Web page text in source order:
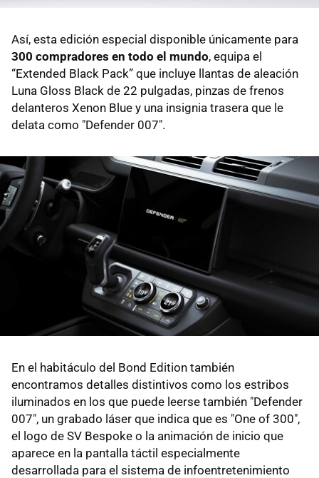
Así, esta edición especial disponible únicamente para
300 compradores en todo el mundo, equipa el
“Extended Black Pack” que incluye llantas de aleación
Luna Gloss Black de 22 pulgadas, pinzas de frenos
delanteros Xenon Blue y una insignia trasera que le
delata como "Defender 007".
En el habitáculo del Bond Edition también
encontramos detalles distintivos como los estribos
iluminados en los que puede leerse también "Defender
007", un grabado láser que indica que es "One of 300",
el logo de SV Bespoke o la animación de inicio que
aparece en la pantalla táctil especialmente
desarrollada para el sistema de infoentretenimiento